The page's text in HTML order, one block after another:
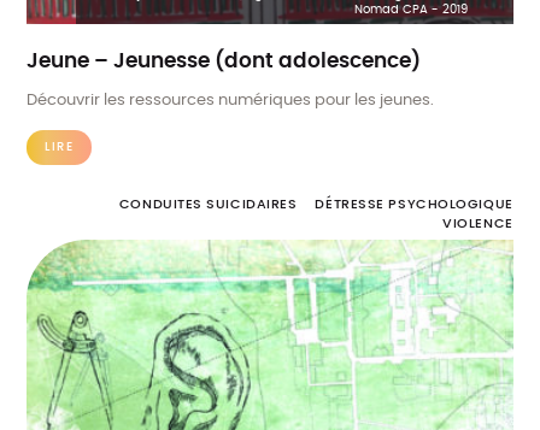
Nomad CPA - 2019
Jeune – Jeunesse (dont adolescence)
Découvrir les ressources numériques pour les jeunes.
LIRE
CONDUITES SUICIDAIRES
DÉTRESSE PSYCHOLOGIQUE
VIOLENCE